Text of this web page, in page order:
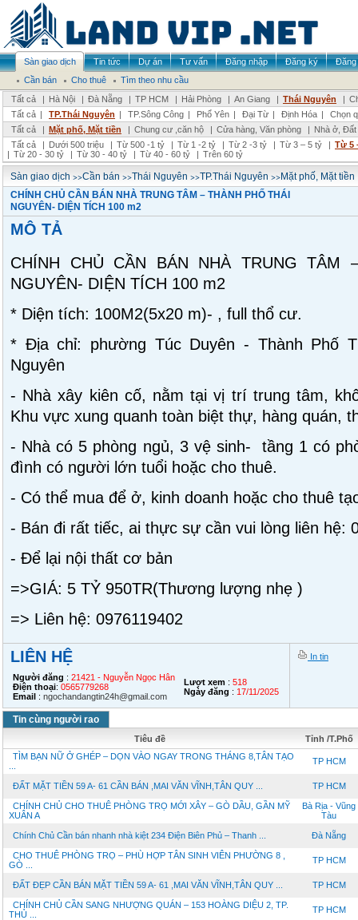
Sàn giao dịch Tin tức Dự án Tư vấn Đăng nhập Đăng ký
Đăng
Cần bán
Cho thuê
Tìm theo nhu cầu
Tất cả
| Hà Nội | Đà Nẵng | TP HCM | Hải Phòng | An Giang | Thái Nguyên |
Tất cả | TP.Thái Nguyên | TP.Sông Công | Phổ Yên | Đại Từ | Định Hóa |
Chọn
Tất cả
| Mặt phố, Mặt tiền | Chung cư ,căn hộ | Cửa hàng, Văn phòng | Nhà ở,
Tất cả
| Dưới 500 triệu | Từ 500 -1 tỷ | Từ 1 -2 tỷ | Từ 2 -3 tỷ | Từ 3 – 5 tỷ | Từ 5
| Từ 20 - 30 tỷ | Từ 30 - 40 tỷ | Từ 40 - 60 tỷ | Trên 60 tỷ
Sàn giao dịch >>Cần bán >>Thái Nguyên >>TP.Thái Nguyên >>Mặt phố, Mặt tiền
CHÍNH CHỦ CẦN BÁN NHÀ TRUNG TÂM – THÀNH PHỐ THÁI
NGUYÊN- DIỆN TÍCH 100 m2
MÔ TẢ
CHÍNH CHỦ CẦN BÁN NHÀ TRUNG
NGUYÊN- DIỆN TÍCH 100 m2
* Diện tích: 100M2(5x20 m)- , full thổ cư.
* Địa chỉ: phường Túc Duyên - Thành Phố
Nguyên
- Nhà xây kiên cố, nằm tại vị trí trung tâm,
Khu vực xung quanh toàn biệt thự, hàng quán,
- Nhà có 5 phòng ngủ, 3 vệ sinh- tầng 1 có
đình có người lớn tuổi hoặc cho thuê.
- Có thể mua để ở, kinh doanh hoặc cho thuê
- Bán đi rất tiếc, ai thực sự cần vui lòng liên hệ:
- Để lại nội thất cơ bản
=>GIÁ: 5 TỶ 950TR(Thương lượng nhẹ )
=> Liên hệ: 0976119402
LIÊN HỆ
Người đăng : 21421 - Nguyễn Ngọc Hân
Điện thoại: 0565779268
Email : ngochandangtin24h@gmail.com
Lượt xem : 518
Ngày đăng : 17/11/2025
In tin
Tin cùng người rao
Tiêu đề
Tỉnh /T.Phố
TÌM BẠN NỮ Ở GHÉP – DỌN VÀO NGAY TRONG THÁNG 8,TÂN TẠO
TP HCM
ĐẤT MẶT TIỀN 59 A- 61 CẦN BÁN ,MAI VĂN VĨNH,TÂN QUY ... TP HCM
CHÍNH CHỦ CHO THUÊ PHÒNG TRỌ MỚI XÂY – GÒ DẦU, GẦN MỸ
XUÂN A
Bà Rịa - Vũng
Tàu
Chính Chủ Cần bán nhanh nhà kiệt 234 Điện Biên Phủ – Thanh ... Đà Nẵng
CHO THUÊ PHÒNG TRỌ – PHÙ HỢP TÂN SINH VIÊN PHƯỜNG 8 ,
GÒ ...
TP HCM
ĐẤT ĐẸP CẦN BÁN MẶT TIỀN 59 A- 61 ,MAI VĂN VĨNH,TÂN QUY ... TP HCM
CHÍNH CHỦ CẦN SANG NHƯỢNG QUÁN – 153 HOÀNG DIỆU 2, TP.
THỦ ...
TP HCM